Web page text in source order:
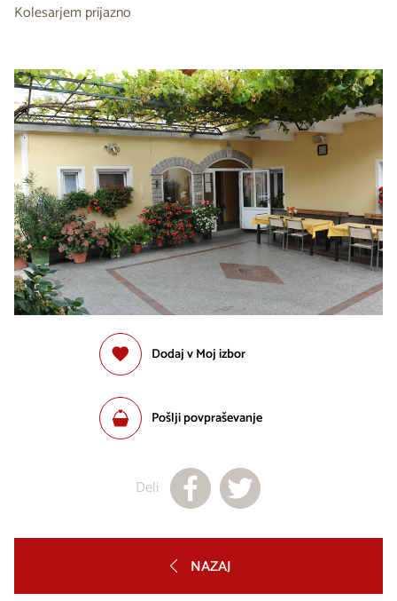
Kolesarjem prijazno
Dodaj v Moj izbor
Pošlji povpraševanje
Deli
NAZAJ